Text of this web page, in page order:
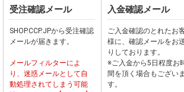
受注確認メール
SHOP.CCP.JPから受注確認
メールが届きます。
メールフィルターによ
り、迷惑メールとして自
動処理されてしまう可能
入金確認メール
ご入金確認のとれたお
様に、確認メールをお
りしております。
※ご入金から5日程度お
間を頂く場合もございま
す。